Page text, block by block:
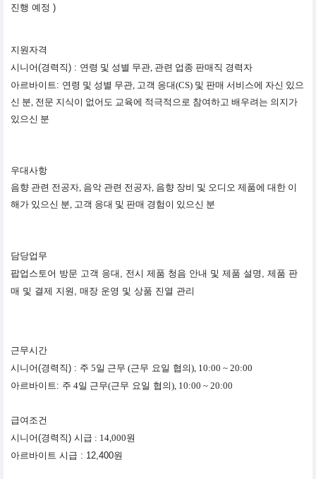
진행 예정 )
지원자격
시니어(경력직) : 연령 및 성별 무관, 관련 업종 판매직 경력자
아르바이트: 연령 및 성별 무관, 고객 응대(CS) 및 판매 서비스에 자신 있으
신 분, 전문 지식이 없어도 교육에 적극적으로 참여하고 배우려는 의지가
있으신 분
우대사항
음향 관련 전공자, 음악 관련 전공자, 음향 장비 및 오디오 제품에 대한 이
해가 있으신 분, 고객 응대 및 판매 경험이 있으신 분
담당업무
팝업스토어 방문 고객 응대 , 전시 제품 청음 안내 및 제품 설명 , 제품 판
매 및 결제 지원 , 매장 운영 및 상품 진열 관리
근무시간
시니어(경력직) : 주 5일 근무 (근무 요일 협의), 10:00 ~ 20:00
아르바이트: 주 4일 근무(근무 요일 협의), 10:00 ~ 20:00
급여조건
시니어(경력직) 시급 : 14,000원
아르바이트 시급 : 12,400원